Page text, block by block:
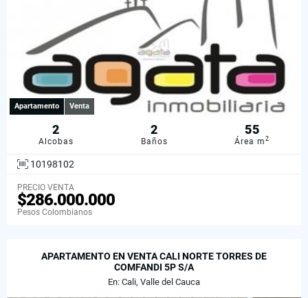
Apartamento Venta
2
Alcobas
2
Baños
55
Área m2
10198102
PRECIO VENTA
$286.000.000
Pesos Colombianos
APARTAMENTO EN VENTA CALI NORTE TORRES DE
COMFANDI 5P S/A
En: Cali, Valle del Cauca